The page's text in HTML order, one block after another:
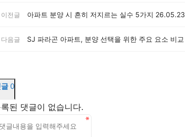
이전글 아파트 분양 시 흔히 저지르는 실수 5가지 26.05.23
다음글 SJ 파라곤 아파트, 분양 선택을 위한 주요 요소 비교
0
된 댓글이 없습니다.